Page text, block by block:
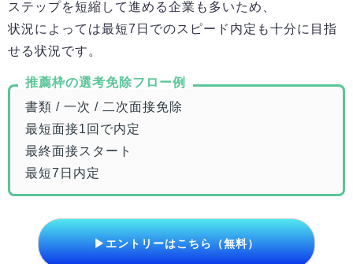
ステップを短縮して進める企業も多いため、
状況によっては最短7日でのスピード内定も十分に目指
せる状況です。
推薦枠の選考免除フロー例
書類 / 一次 / 二次面接免除
最短面接1回で内定
最終面接スタート
最短7日内定
▶エントリーはこちら（無料）